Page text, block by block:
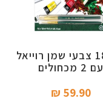
סט 18 צבעי שמן רוייאל
עם 2 מכחולים
59.90 ₪‎